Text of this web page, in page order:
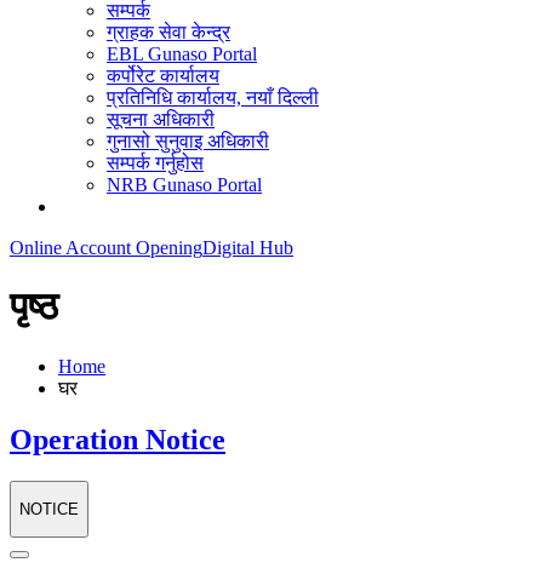
सम्पर्क
ग्राहक सेवा केन्द्र
EBL Gunaso Portal
कर्पोरेट कार्यालय
प्रतिनिधि कार्यालय, नयाँ दिल्ली
सूचना अधिकारी
गुनासो सुनुवाइ अधिकारी
सम्पर्क गर्नुहोस
NRB Gunaso Portal
Online Account OpeningDigital Hub
पृष्ठ
Home
घर
Operation Notice
NOTICE